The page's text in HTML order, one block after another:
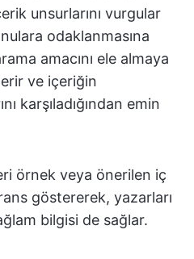
unsurlarını vurgular
odaklanmasına
amacını ele almaya
ve içeriğin
karşıladığından emin
örnek veya önerilen iç
göstererek, yazarları
bilgisi de sağlar.